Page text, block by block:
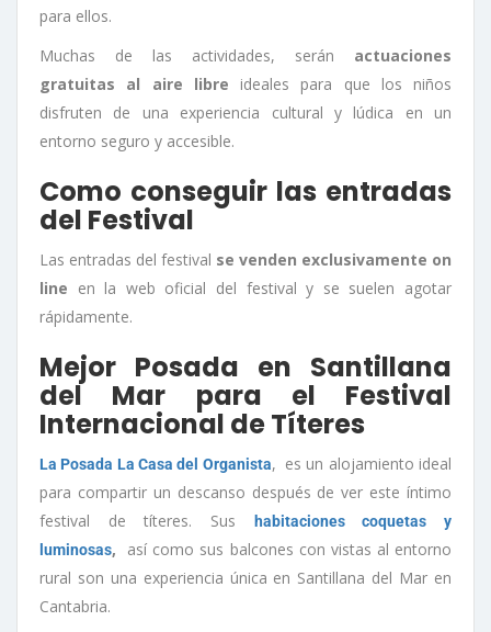
para ellos.
Muchas de las actividades, serán actuaciones
gratuitas al aire libre ideales para que los niños
disfruten de una experiencia cultural y lúdica en un
entorno seguro y accesible.
Como conseguir las entradas
del Festival
Las entradas del festival se venden exclusivamente on
line en la web oficial del festival y se suelen agotar
rápidamente.
Mejor Posada en Santillana
del Mar para el Festival
Internacional de Títeres
La Posada La Casa del Organista, es un alojamiento ideal
para compartir un descanso después de ver este íntimo
festival de títeres. Sus
habitaciones coquetas y
luminosas,
así como sus balcones con vistas al entorno
rural son una experiencia única en Santillana del Mar en
Cantabria.